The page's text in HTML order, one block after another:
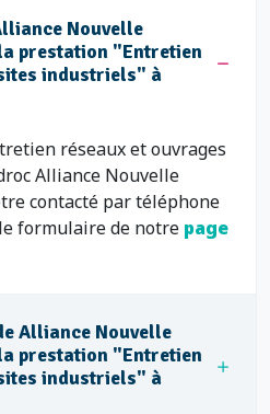
Nouvelle
prestation "Entretien
industriels" à
réseaux et ouvrages
Alliance Nouvelle
contacté par téléphone
formulaire de notre page
Alliance Nouvelle
prestation "Entretien
industriels" à